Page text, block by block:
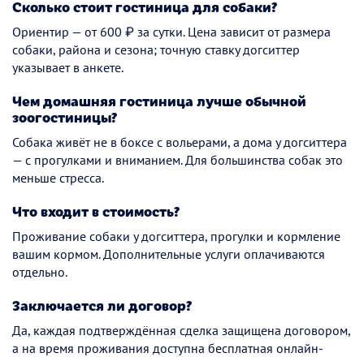
Сколько стоит гостиница для собаки?
Ориентир — от 600 ₽ за сутки. Цена зависит от размера
собаки, района и сезона; точную ставку догситтер
указывает в анкете.
Чем домашняя гостиница лучше обычной
зоогостиницы?
Собака живёт не в боксе с вольерами, а дома у догситтера
— с прогулками и вниманием. Для большинства собак это
меньше стресса.
Что входит в стоимость?
Проживание собаки у догситтера, прогулки и кормление
вашим кормом. Дополнительные услуги оплачиваются
отдельно.
Заключается ли договор?
Да, каждая подтверждённая сделка защищена договором,
а на время проживания доступна бесплатная онлайн-